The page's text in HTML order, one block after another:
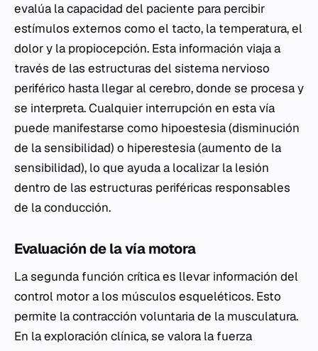
evalúa la capacidad del paciente para percibir
estímulos externos como el tacto, la temperatura, el
dolor y la propiocepción. Esta información viaja a
través de las estructuras del sistema nervioso
periférico hasta llegar al cerebro, donde se procesa y
se interpreta. Cualquier interrupción en esta vía
puede manifestarse como hipoestesia (disminución
de la sensibilidad) o hiperestesia (aumento de la
sensibilidad), lo que ayuda a localizar la lesión
dentro de las estructuras periféricas responsables
de la conducción.
Evaluación de la vía motora
La segunda función crítica es llevar información del
control motor a los músculos esqueléticos. Esto
permite la contracción voluntaria de la musculatura.
En la exploración clínica, se valora la fuerza